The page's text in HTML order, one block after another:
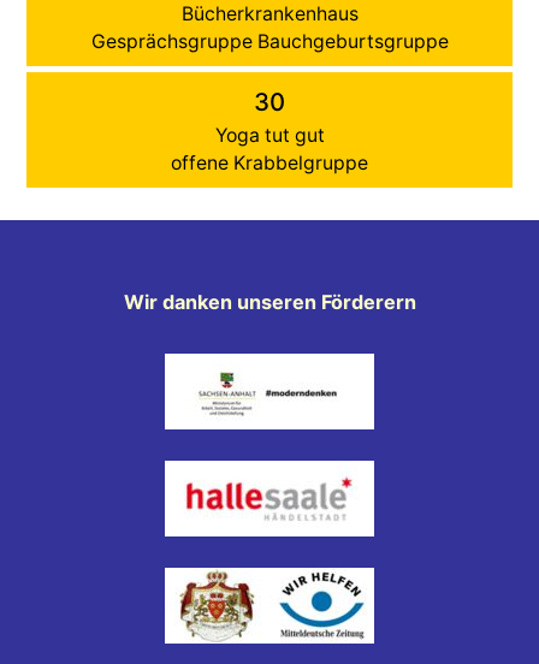
Bücherkrankenhaus
Gesprächsgruppe Bauchgeburtsgruppe
30
Yoga tut gut
offene Krabbelgruppe
Wir danken unseren Förderern